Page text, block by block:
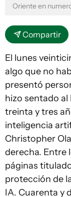
Oriente en
Compartir
El lunes
algo que no
presentó
hizo sentado
treinta y tres
inteligencia
Christopher
derecha. Entre
páginas
protección de
IA. Cuarenta y